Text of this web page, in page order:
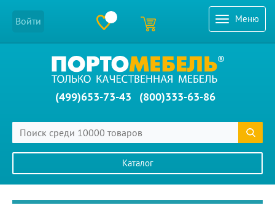
Меню
Войти
(499)653-73-43 (800)333-63-86
Каталог
Главное меню сайта